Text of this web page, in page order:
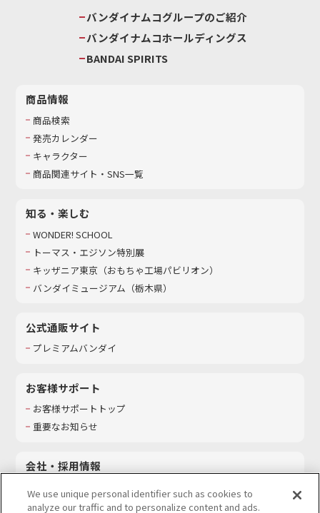
バンダイナムコグループのご紹介
バンダイナムコホールディングス
BANDAI SPIRITS
商品情報
商品検索
発売カレンダー
キャラクター
商品関連サイト・SNS一覧
知る・楽しむ
WONDER! SCHOOL
トーマス・エジソン特別展
キッザニア東京（おもちゃ工場パビリオン）​
バンダイミュージアム（栃木県）
公式通販サイト
プレミアムバンダイ
お客様サポート
お客様サポートトップ
重要なお知らせ
会社・採用情報
採用情報
We use unique personal identifier such as cookies to
analyze our traffic and to personalize content and ads.